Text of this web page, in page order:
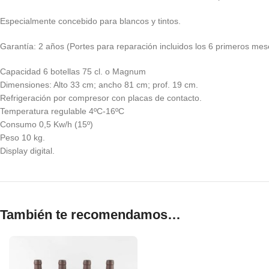
Especialmente concebido para blancos y tintos.
Garantía: 2 años (Portes para reparación incluidos los 6 primeros
Capacidad 6 botellas 75 cl. o Magnum
Dimensiones: Alto 33 cm; ancho 81 cm; prof. 19 cm.
Refrigeración por compresor con placas de contacto.
Temperatura regulable 4ºC-16ºC
Consumo 0,5 Kw/h (15º)
Peso 10 kg.
Display digital.
También te recomendamos…